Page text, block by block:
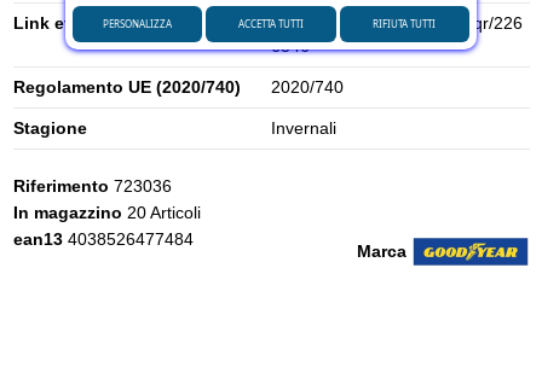
Link etichetta energetica UE
https://eprel.ec.europa.eu/qr/226
6546
Regolamento UE (2020/740) 2020/740
Stagione Invernali
Marca
Riferimento 723036
In magazzino 20 Articoli
ean13 4038526477484
PERSONALIZZA RIFIUTA TUTTI
ACCETTA TUTTI